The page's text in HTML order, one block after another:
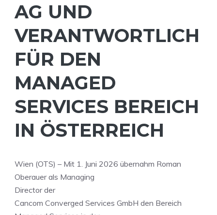
AG UND
VERANTWORTLICH
FÜR DEN
MANAGED
SERVICES BEREICH
IN ÖSTERREICH
Wien (OTS) – Mit 1. Juni 2026 übernahm Roman
Oberauer als Managing
Director der
Cancom Converged Services GmbH den Bereich